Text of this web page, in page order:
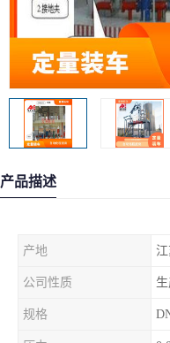
产品描述
产地
公司性质
规格